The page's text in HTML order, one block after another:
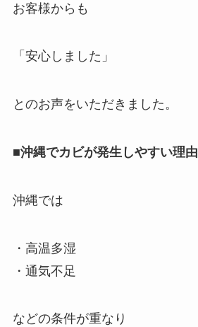
お客様からも
「安心しました」
とのお声をいただきました。
■沖縄でカビが発生しやすい理由
沖縄では
・高温多湿
・通気不足
などの条件が重なり